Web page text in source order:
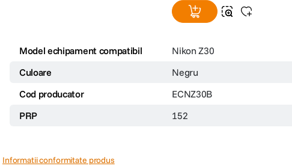
Model echipament compatibil Nikon Z30
Culoare
Negru
Cod producator
ECNZ30B
PRP
152
Informatii conformitate produs